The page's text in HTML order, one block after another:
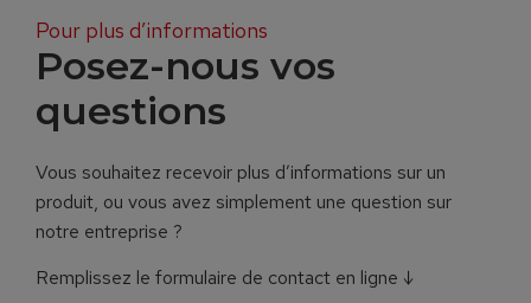
Pour plus d’informations
Posez-nous vos
questions
Vous souhaitez recevoir plus d’informations sur un
produit, ou vous avez simplement une question sur
notre entreprise ?
Remplissez le formulaire de contact en ligne ↓